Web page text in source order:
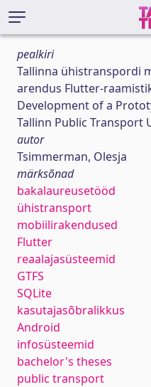
pealkiri
Tallinna ühistranspordi
arendus Flutter-
Development of a
Tallinn Public Transport
autor
Tsimmerman, Olesja
märksõnad
bakalaureusetööd
ühistransport
mobiilirakendused
Flutter
reaalajasüsteemid
GTFS
SQLite
kasutajasõbralikkus
Android
infosüsteemid
bachelor's theses
public transport